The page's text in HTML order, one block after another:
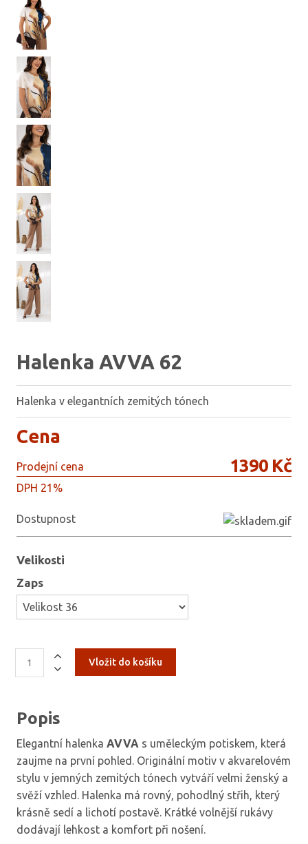
Halenka AVVA 62
Halenka v elegantních zemitých tónech
Cena
Prodejní cena 1390 Kč
DPH 21%
Dostupnost
Velikosti
Zaps
Popis
Elegantní halenka AVVA s uměleckým potiskem, která
zaujme na první pohled. Originální motiv v akvarelovém
stylu v jemných zemitých tónech vytváří velmi ženský a
svěží vzhled. Halenka má rovný, pohodlný střih, který
krásně sedí a lichotí postavě. Krátké volnější rukávy
dodávají lehkost a komfort při nošení.